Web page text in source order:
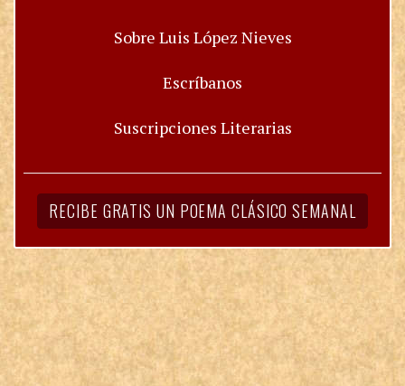
Sobre Luis López Nieves
Escríbanos
Suscripciones Literarias
RECIBE GRATIS UN POEMA CLÁSICO SEMANAL